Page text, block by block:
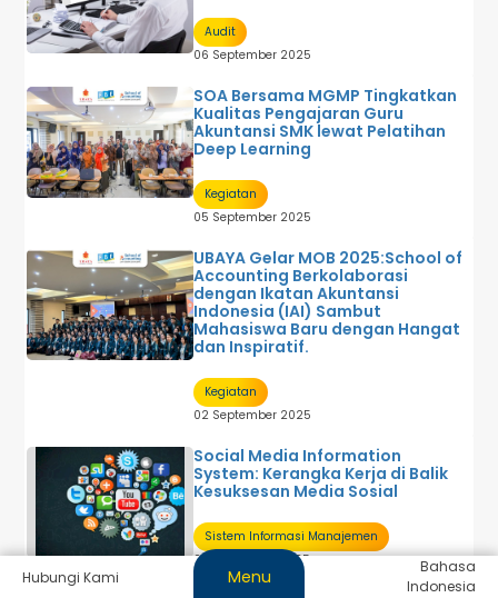
Audit
06 September 2025
SOA Bersama MGMP Tingkatkan
Kualitas Pengajaran Guru
Akuntansi SMK lewat Pelatihan
Deep Learning
Kegiatan
05 September 2025
UBAYA Gelar MOB 2025:School of
Accounting Berkolaborasi
dengan Ikatan Akuntansi
Indonesia (IAI) Sambut
Mahasiswa Baru dengan Hangat
dan Inspiratif.
Kegiatan
02 September 2025
Social Media Information
System: Kerangka Kerja di Balik
Kesuksesan Media Sosial
Sistem Informasi Manajemen
03 September 2025
Hubungi Kami Menu
Bahasa
Indonesia